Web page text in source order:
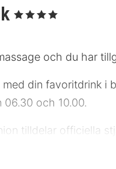
, 4 Stjärnor
och du har
med din favoritdrink i
06.30 och 10.00.
tilldelar officiella